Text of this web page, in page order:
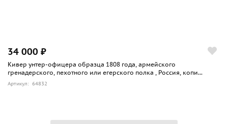
34 000 ₽
Кивер унтер-офицера образца 1808 года, армейского
гренадерского, пехотного или егерского полка , Россия, копи...
Артикул: 64832